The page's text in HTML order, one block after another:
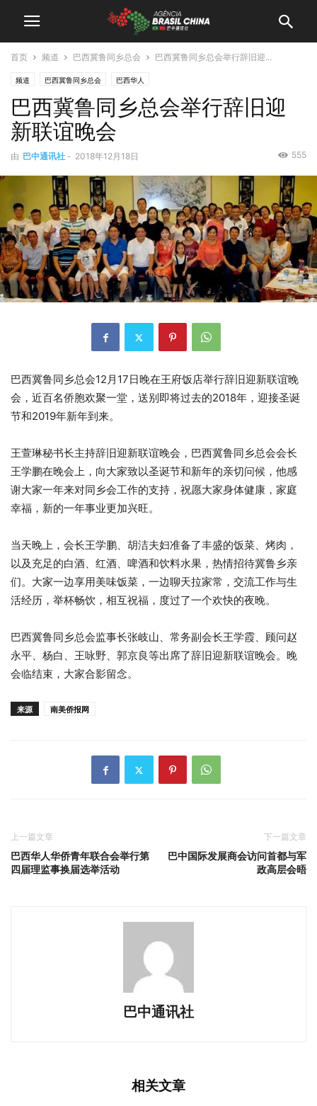
首页 频道 巴西冀鲁同乡总会 巴西冀鲁同乡总会举行辞旧迎...
频道 巴西冀鲁同乡总会 巴西华人
巴西冀鲁同乡总会举行辞旧迎
新联谊晚会
由 巴中通讯社 - 2018年12月18日 555
巴西冀鲁同乡总会12月17日晚在王府饭店举行辞旧迎新联谊晚
会，近百名侨胞欢聚一堂，送别即将过去的2018年，迎接圣诞
节和2019年新年到来。
王萱琳秘书长主持辞旧迎新联谊晚会，巴西冀鲁同乡总会会长
王学鹏在晚会上，向大家致以圣诞节和新年的亲切问候，他感
谢大家一年来对同乡会工作的支持，祝愿大家身体健康，家庭
幸福，新的一年事业更加兴旺。
当天晚上，会长王学鹏、胡洁夫妇准备了丰盛的饭菜、烤肉，
以及充足的白酒、红酒、啤酒和饮料水果，热情招待冀鲁乡亲
们。大家一边享用美味饭菜，一边聊天拉家常，交流工作与生
活经历，举杯畅饮，相互祝福，度过了一个欢快的夜晚。
巴西冀鲁同乡总会监事长张岐山、常务副会长王学霞、顾问赵
永平、杨白、王咏野、郭京良等出席了辞旧迎新联谊晚会。晚
会临结束，大家合影留念。
来源 南美侨报网
上一篇文章
巴西华人华侨青年联合会举行第
四届理监事换届选举活动
下一篇文章
巴中国际发展商会访问首都与军
政高层会晤
巴中通讯社
相关文章